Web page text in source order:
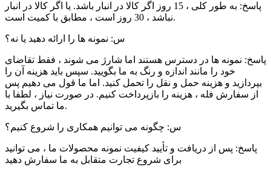
پاسخ: به طور کلی ، 15 روز اگر کالا در انبار باشد. یا اگر کالا در انبار
نباشد ، 30 روز است ، مطابق با کمیت است.
س: نمونه ها را ارائه دهید یا نه؟
پاسخ: نمونه ها در دسترس هستند اما شارژ می شوند ، فقط تقاضای
خود را مانند اندازه و رنگ به ما بگویید. سپس باید هزینه آن را
بپردازید و هزینه حمل و نقل را تحمل کنید. اما ما قول می دهیم پس
از سفارش فله ، هزینه را بازپرداخت کنیم. در صورت نیاز ، لطفا با
ما تماس بگیرید.
س: چگونه می توانیم همکاری را شروع کنیم؟
پاسخ: پس از دریافت و تأیید کیفیت نمونه محصولات ما ، می توانید
برای شروع تجارت متقابل به ما سفارش دهید